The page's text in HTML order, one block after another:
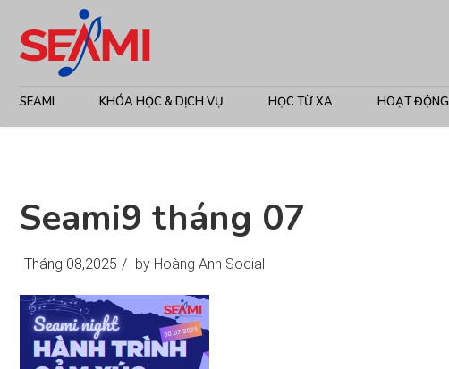
SEAMI KHÓA HỌC & DỊCH VỤ HỌC TỪ XA HOẠT ĐỘNG
Seami9 tháng 07
Tháng 08,2025 / by Hoàng Anh Social